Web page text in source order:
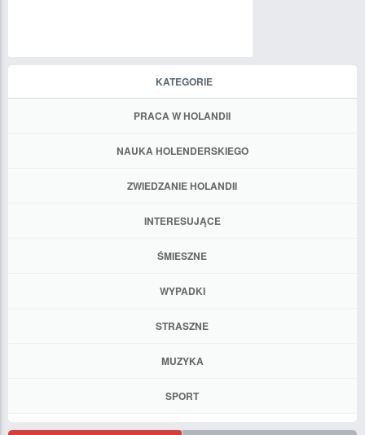
KATEGORIE
PRACA W HOLANDII
NAUKA HOLENDERSKIEGO
ZWIEDZANIE HOLANDII
INTERESUJĄCE
ŚMIESZNE
WYPADKI
STRASZNE
MUZYKA
SPORT